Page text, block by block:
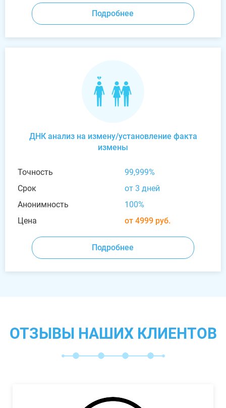
Подробнее
ДНК анализ на измену/установление факта
измены
Точность
99,999%
Срок
от 3 дней
Анонимность
100%
Цена
от 4999 руб.
Подробнее
ОТЗЫВЫ НАШИХ КЛИЕНТОВ